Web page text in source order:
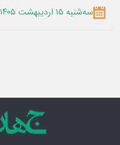
سه‌شنبه ۱۵ اردیبهشت ۱۴۰۵